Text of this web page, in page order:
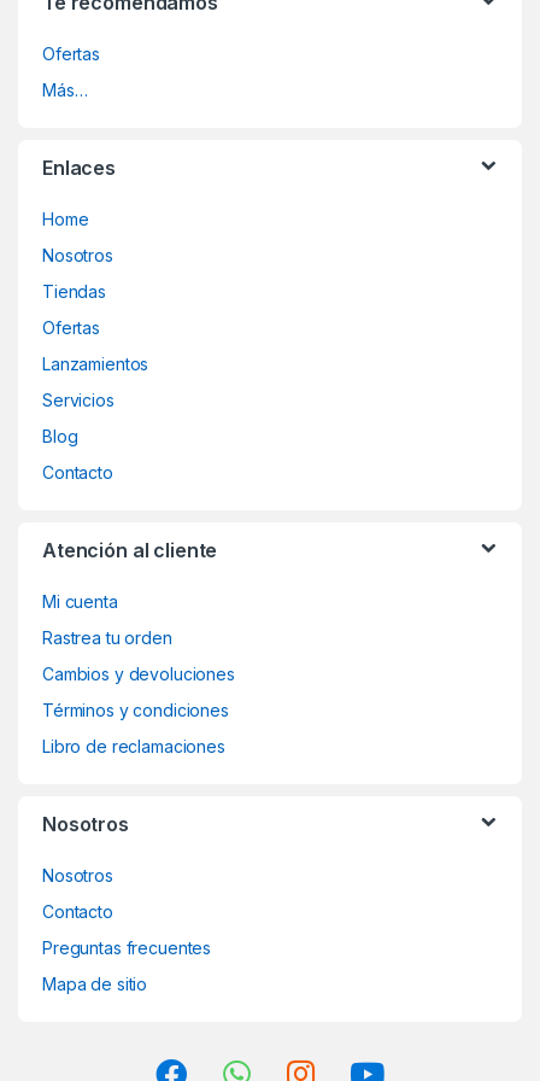
Ofertas
Más…
Enlaces
Home
Nosotros
Tiendas
Ofertas
Lanzamientos
Servicios
Blog
Contacto
Atención al cliente
Mi cuenta
Rastrea tu orden
Cambios y devoluciones
Términos y condiciones
Libro de reclamaciones
Nosotros
Nosotros
Contacto
Preguntas frecuentes
Mapa de sitio